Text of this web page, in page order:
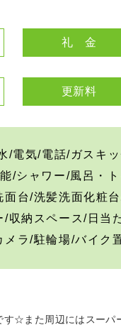
礼 金
更新料
/電気/電話/ガスキ
/シャワー/風呂・
台/洗髪洗面化粧
/収納スペース/日当
メラ/駐輪場/バイク
☆また周辺にはスーパ